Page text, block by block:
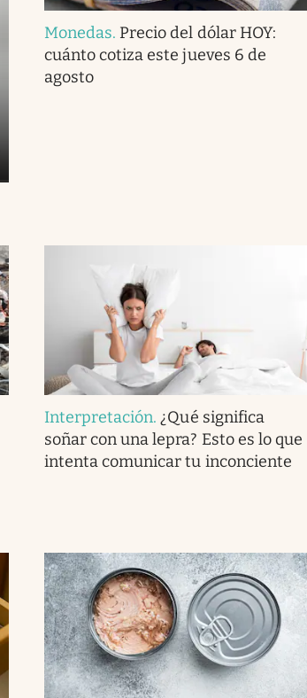
Monedas. Precio del dólar HOY:
cuánto cotiza este jueves 6 de
agosto
Interpretación. ¿Qué significa
soñar con una lepra? Esto es lo que
intenta comunicar tu inconciente